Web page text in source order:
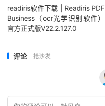
readiris软件下载 | Readiris PDF
Business（ocr光学识别软件）
官方正式版V22.2.127.0
评论 抢沙发